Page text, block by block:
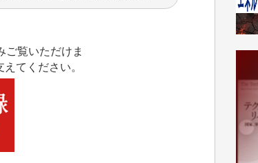
ご覧いただけま
てください。